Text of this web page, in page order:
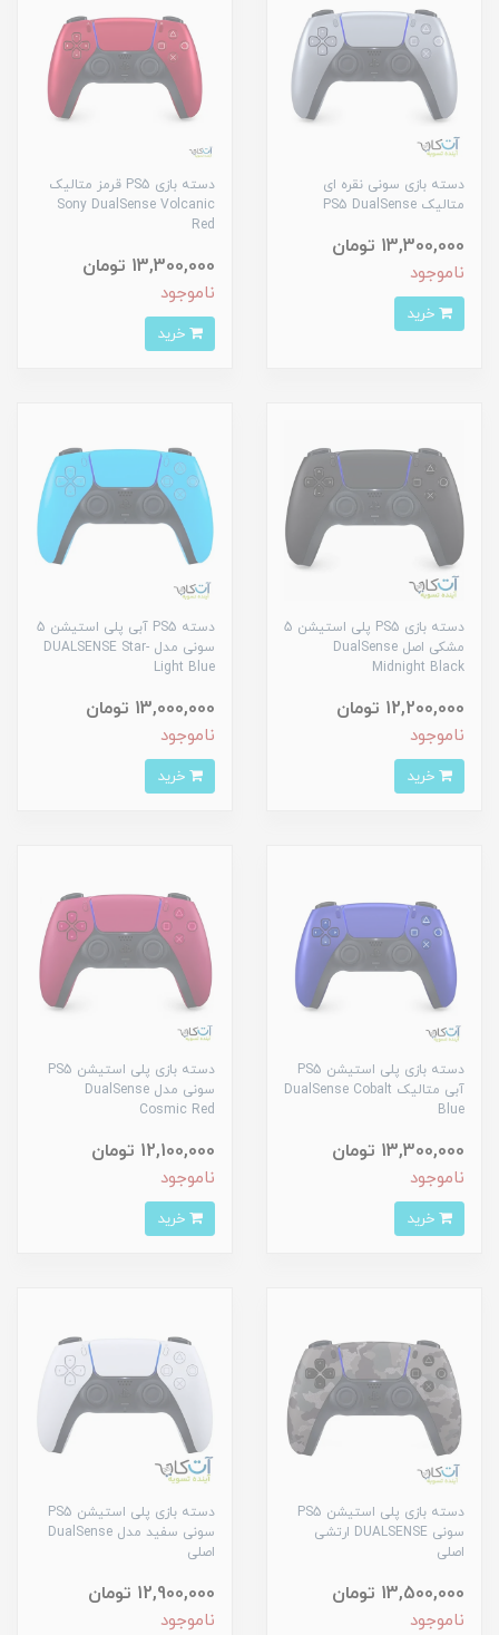
دسته بازی سونی نقره ای
متالیک PS5 DualSense
13,300,000 تومان
ناموجود
دسته بازی PS5 قرمز متالیک
Sony DualSense Volcanic
Red
13,300,000 تومان
ناموجود
دسته بازی PS5 پلی استیشن 5
مشکی اصل DualSense
Midnight Black
12,200,000 تومان
ناموجود
دسته PS5 آبی پلی استیشن 5
سونی مدل DUALSENSE Star-
Light Blue
13,000,000 تومان
ناموجود
دسته بازی پلی استیشن PS5
آبی متالیک DualSense Cobalt
Blue
13,300,000 تومان
ناموجود
دسته بازی پلی استیشن PS5
سونی مدل DualSense
Cosmic Red
12,100,000 تومان
ناموجود
دسته بازی پلی استیشن PS5
سونی DUALSENSE ارتشی
اصلی
13,500,000 تومان
ناموجود
دسته بازی پلی استیشن PS5
سونی سفید مدل DualSense
اصلی
12,900,000 تومان
ناموجود